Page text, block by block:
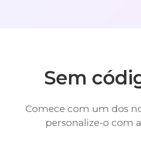
Sem
Comece com um dos
personalize-o com